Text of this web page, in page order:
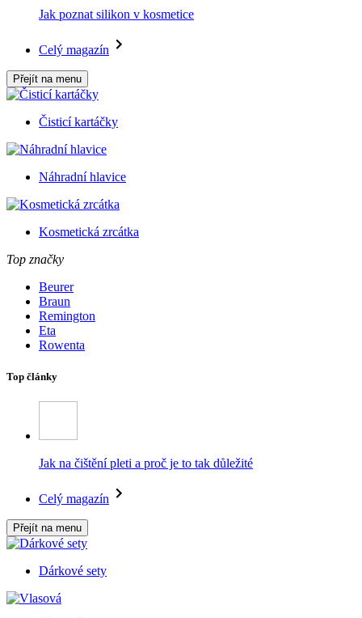
Jak poznat silikon v kosmetice
Celý magazín
Přejít na menu
Čisticí kartáčky
Náhradní hlavice
Kosmetická zrcátka
Top značky
Beurer
Braun
Remington
Eta
Rowenta
Top články
Jak na čištění pleti a proč je to tak důležité
Celý magazín
Přejít na menu
Dárkové sety